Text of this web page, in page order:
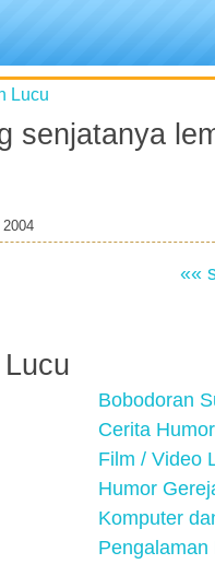
Lucu
senjatanya
««
Bobodoran
Cerita
Film / Video
Humor
Komputer
Pengalaman